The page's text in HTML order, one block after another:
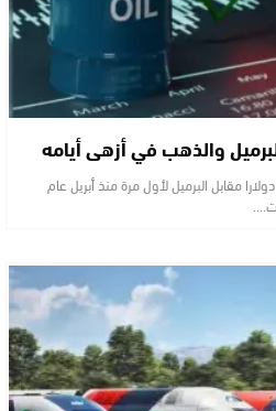
نزل سعر النفط إلى مستوى ما دون 60 دولارا مقابل البرميل لأول مرة منذ أبريل عام